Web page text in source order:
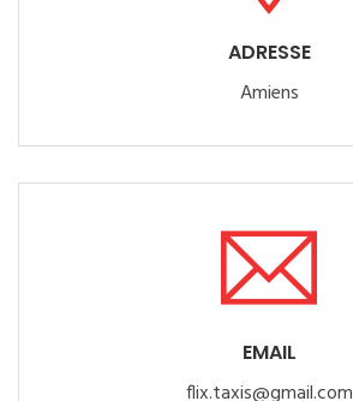
ADRESSE
Amiens
EMAIL
flix.taxis@gmail.com